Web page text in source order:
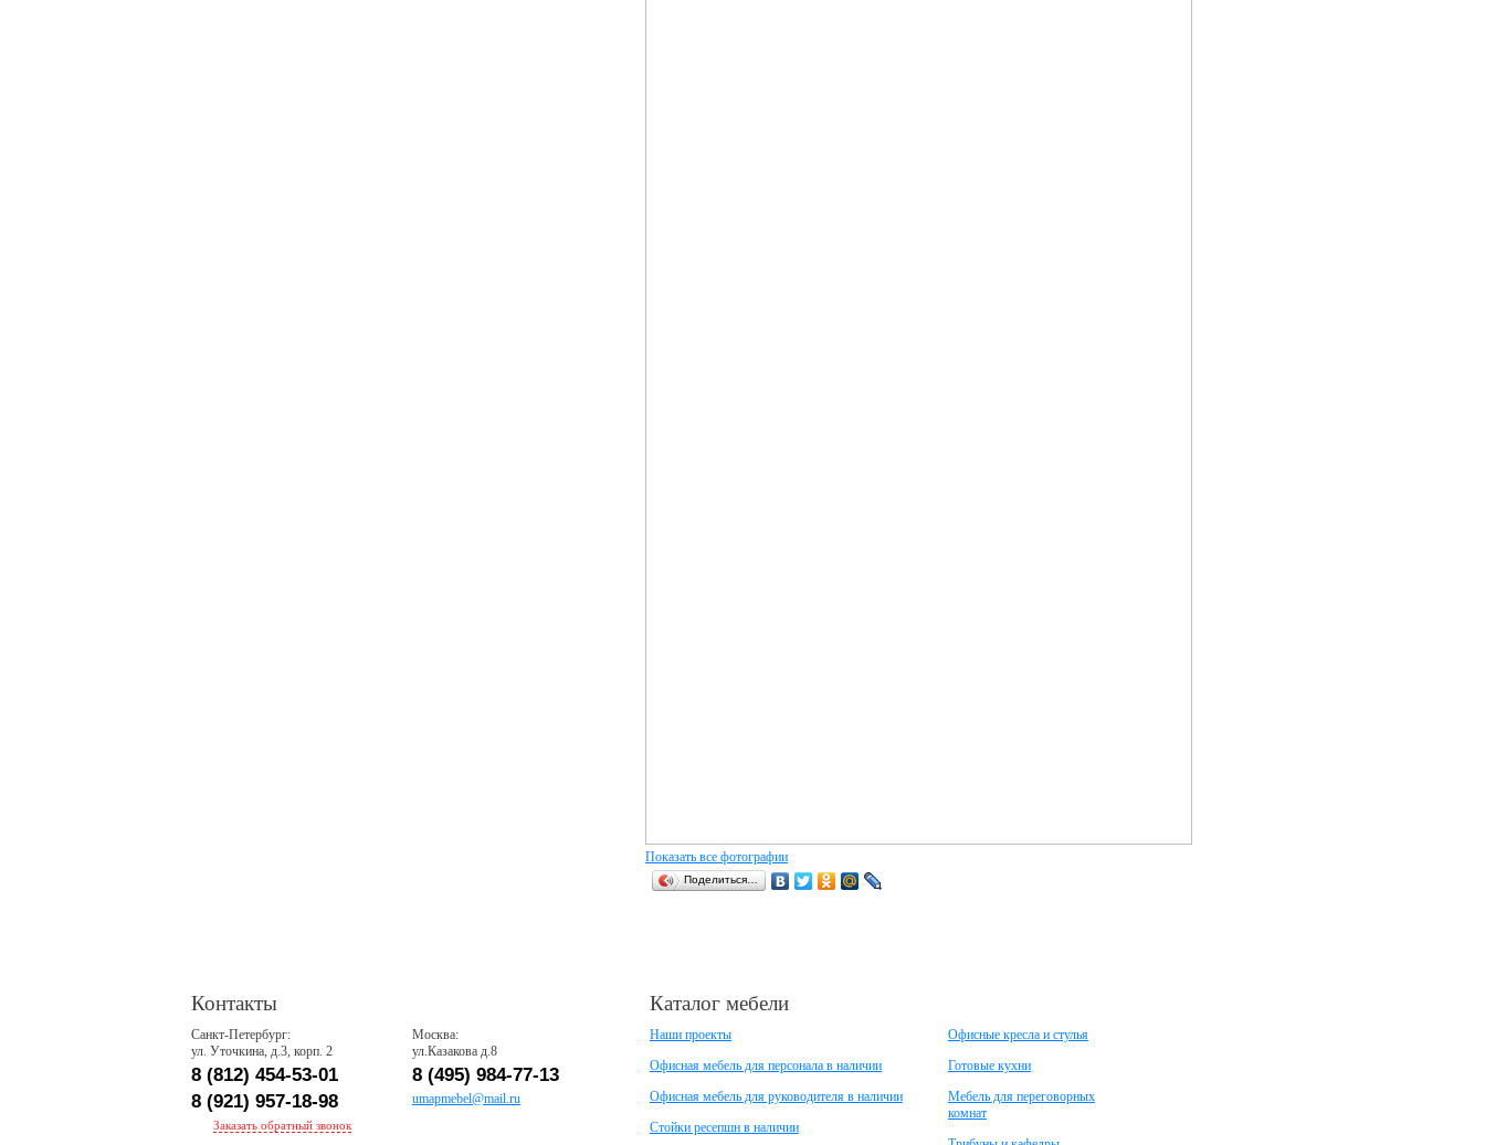
Показать все фотографии
Поделиться…
Контакты
Санкт-Петербург:
ул. Уточкина, д.3, корп. 2
8 (812) 454-53-01
8 (921) 957-18-98
Заказать обратный звонок
Москва:
ул.Казакова д.8
8 (495) 984-77-13
umapmebel@mail.ru
Каталог мебели
Наши проекты
Офисная мебель для персонала в наличии
Офисная мебель для руководителя в наличии
Стойки ресепшн в наличии
Офисные кресла и стулья
Готовые кухни
Мебель для переговорных
комнат